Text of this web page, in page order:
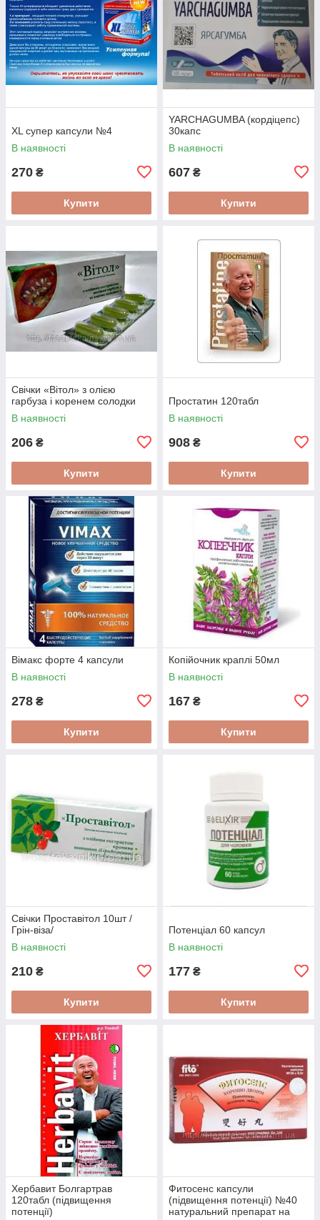
XL супер капсули №4
В наявності
270 ₴
Купити
YARCHAGUMBA (кордіцепс)
30капс
В наявності
607 ₴
Купити
Свічки «Вітол» з олією
гарбуза і коренем солодки
В наявності
206 ₴
Купити
Простатин 120табл
В наявності
908 ₴
Купити
Вімакс форте 4 капсули
В наявності
278 ₴
Купити
Копійочник краплі 50мл
В наявності
167 ₴
Купити
Свічки Проставітол 10шт /
Грін-віза/
В наявності
210 ₴
Купити
Потенціал 60 капсул
В наявності
177 ₴
Купити
Хербавит Болгартрав
120табл (підвищення
потенції)
Фитосенс капсули
(підвищення потенції) №40
натуральний препарат на